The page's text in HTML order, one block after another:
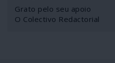
Grato pelo seu apoio
O Colectivo Redactorial